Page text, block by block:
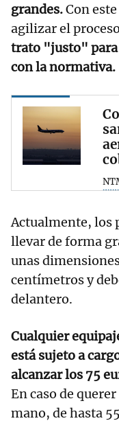
grandes.Con
agilizar el
trato "justo" para
con la normativa.
Actualmente, los
llevar de forma
unas
centímetros y
delantero.
Cualquier
está sujeto a
alcanzar los 75
En caso de
mano, de hasta